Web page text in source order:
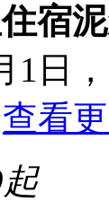
宿
1日
查看
起